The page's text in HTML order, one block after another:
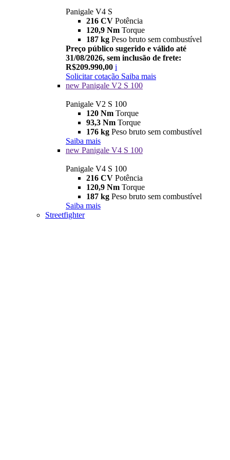
Panigale V4 S
216 CV Potência
120,9 Nm Torque
187 kg Peso bruto sem combustível
Preço público sugerido e válido até
31/08/2026, sem inclusão de frete:
R$209.990,00 i
Solicitar cotação Saiba mais
new Panigale V2 S 100
Panigale V2 S 100
120 Nm Torque
93,3 Nm Torque
176 kg Peso bruto sem combustível
Saiba mais
new Panigale V4 S 100
Panigale V4 S 100
216 CV Potência
120,9 Nm Torque
187 kg Peso bruto sem combustível
Saiba mais
Streetfighter